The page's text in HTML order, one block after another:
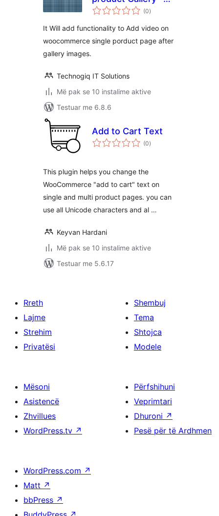
Technogiq
(0vlerësime
gjithsej
)
It Will add functionality to Add video on
woocommerce single porduct page after
gallery images.
Technogiq IT Solutions
Më pak se 10 instalime aktive
Testuar me 6.8.6
Add to Cart Text
(0vlerësime
gjithsej
)
This plugin helps you change the
WooCommerce "add to cart" text on
single and multi product pages. you can
use all Unicode characters and al …
Keyvan Hardani
Më pak se 10 instalime aktive
Testuar me 5.6.17
Rreth
Lajme
Strehim
Privatësi
Shembuj
Tema
Shtojca
Modele
Mësoni
Asistencë
Zhvillues
WordPress.tv ↗
Përfshihuni
Veprimtari
Dhuroni ↗
Pesë për të Ardhmen
WordPress.com ↗
Matt ↗
bbPress ↗